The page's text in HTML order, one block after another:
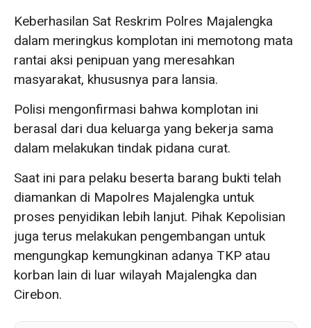
Keberhasilan Sat Reskrim Polres Majalengka
dalam meringkus komplotan ini memotong mata
rantai aksi penipuan yang meresahkan
masyarakat, khususnya para lansia.
Polisi mengonfirmasi bahwa komplotan ini
berasal dari dua keluarga yang bekerja sama
dalam melakukan tindak pidana curat.
Saat ini para pelaku beserta barang bukti telah
diamankan di Mapolres Majalengka untuk
proses penyidikan lebih lanjut. Pihak Kepolisian
juga terus melakukan pengembangan untuk
mengungkap kemungkinan adanya TKP atau
korban lain di luar wilayah Majalengka dan
Cirebon.